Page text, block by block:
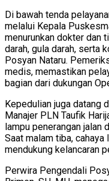
Di bawah tenda
melalui Kepala
menurunkan dokter dan
darah, gula darah, serta
Posyan Nataru.
medis, memastikan
bagian dari dukungan
Kepedulian juga datang
Manajer PLN Taufik
lampu penerangan jalan
Saat malam tiba,
mendukung kelancaran
Perwira Pengendali